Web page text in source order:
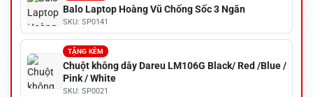
Balo Laptop Hoàng Vũ Chống Sốc 3 Ngăn
SKU: SP0141
TẶNG KÈM
Chuột không dây Dareu LM106G Black/ Red /Blue /
Pink / White
SKU: SP0021